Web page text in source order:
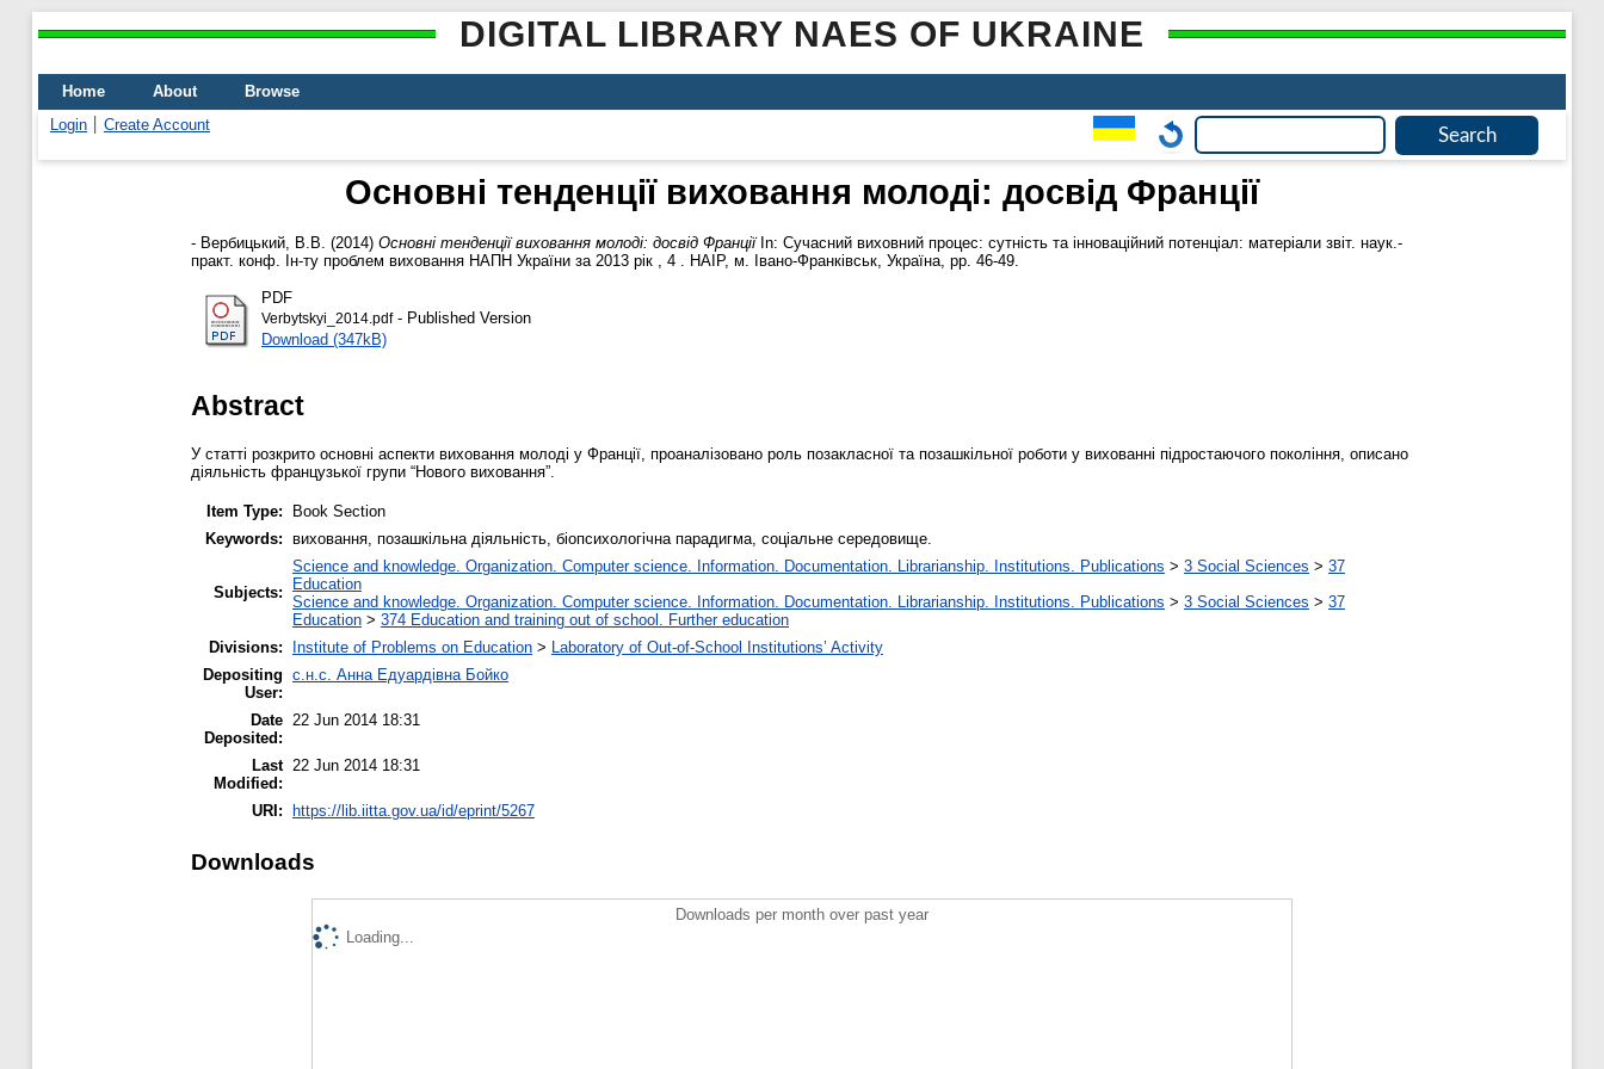
DIGITAL LIBRARY NAES OF UKRAINE
Home About
Browse
Login
Create Account
Основні тенденції виховання молоді: досвід Франції
- Вербицький, В.В. (2014) Основні тенденції виховання молоді: досвід ФранціїIn: Сучасний виховний процес: сутність та інноваційний потенціал: матеріали звіт. наук.-
практ. конф. Ін-ту проблем виховання НАПН України за 2013 рік , 4 . НАІР, м. Івано-Франківськ, Україна, pp. 46-49.
PDF
Verbytskyi_2014.pdf- Published Version
Download (347kB)
Abstract
У статті розкрито основні аспекти виховання молоді у Франції, проаналізовано роль позакласної та позашкільної роботи у вихованні підростаючого покоління, описано
діяльність французької групи “Нового виховання”.
Item Type:
Book Section
Keywords: виховання, позашкільна діяльність, біопсихологічна парадигма, соціальне середовище.
Subjects:
Science and knowledge. Organization. Computer science. Information. Documentation. Librarianship. Institutions. Publications > 3 Social Sciences > 37
Education
Science and knowledge. Organization. Computer science. Information. Documentation. Librarianship. Institutions. Publications > 3 Social Sciences > 37
Education > 374 Education and training out of school. Further education
Divisions:
Institute of Problems on Education > Laboratory of Out-of-School Institutions’ Activity
Depositing
User:
с.н.с. Анна Едуардівна Бойко
Date
Deposited:
22 Jun 2014 18:31
Last
Modified:
22 Jun 2014 18:31
URI: https://lib.iitta.gov.ua/id/eprint/5267
Downloads
Downloads per month over past year
Loading...